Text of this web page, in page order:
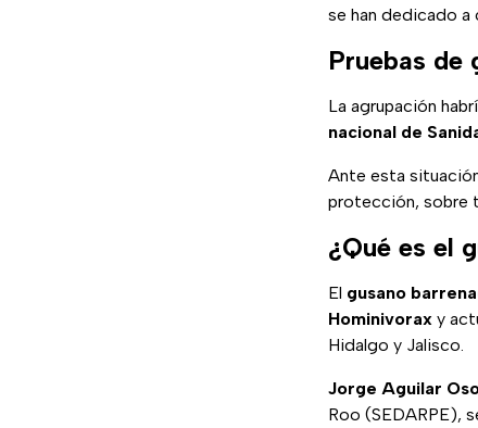
se han dedicado a
Pruebas de
La agrupación
nacional de
Ante esta
protección, sobre
¿Qué es el
El gusano
Hominivorax y
Hidalgo y Jalisco.
Jorge Aguilar
Roo (SEDARPE),